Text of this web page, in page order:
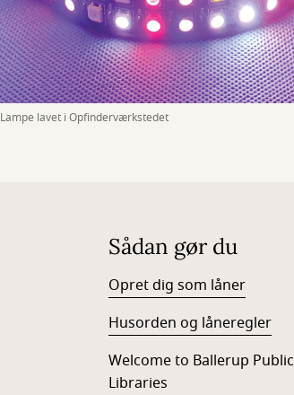
Lampe lavet i Opfinderværkstedet
Sådan gør du
Opret dig som låner
Husorden og låneregler
Welcome to Ballerup Public
Libraries